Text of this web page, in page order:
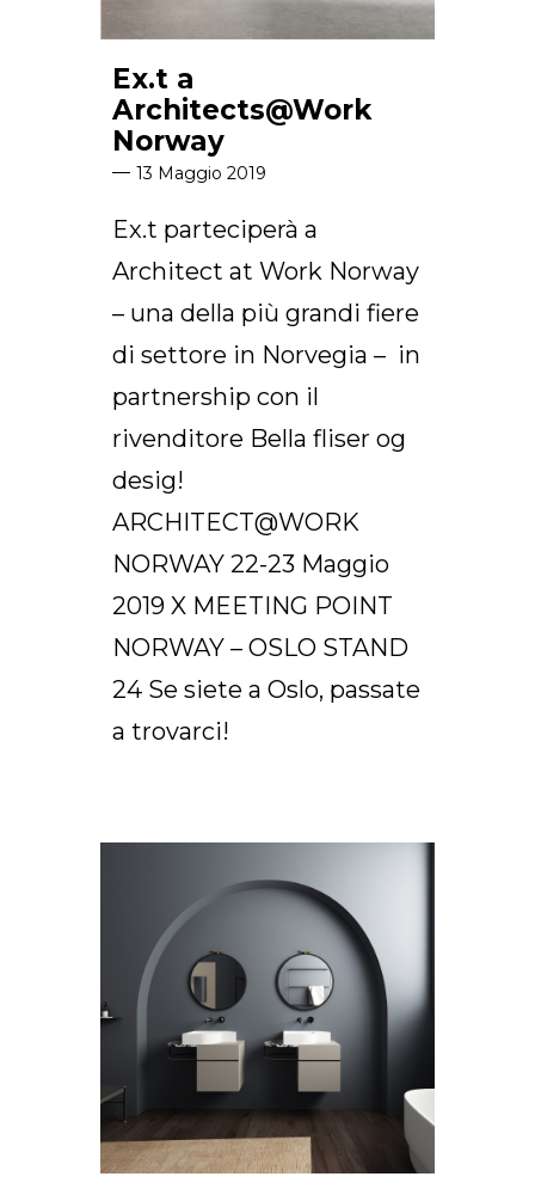
Ex.t a
Architects@Work
Norway
13 Maggio 2019
Ex.t parteciperà a
Architect at Work Norway
– una della più grandi fiere
di settore in Norvegia – in
partnership con il
rivenditore Bella fliser og
desig!
ARCHITECT@WORK
NORWAY 22-23 Maggio
2019 X MEETING POINT
NORWAY – OSLO STAND
24 Se siete a Oslo, passate
a trovarci!